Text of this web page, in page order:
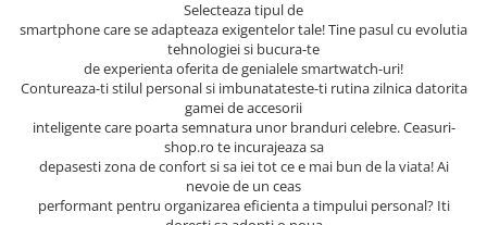
Selecteaza tipul de
smartphone care se adapteaza exigentelor tale! Tine pasul cu evolutia
tehnologiei si bucura-te
de experienta oferita de genialele smartwatch-uri!
Contureaza-ti stilul personal si imbunatateste-ti rutina zilnica datorita
gamei de accesorii
inteligente care poarta semnatura unor branduri celebre. Ceasuri-
shop.ro te incurajeaza sa
depasesti zona de confort si sa iei tot ce e mai bun de la viata! Ai
nevoie de un ceas
performant pentru organizarea eficienta a timpului personal? Iti